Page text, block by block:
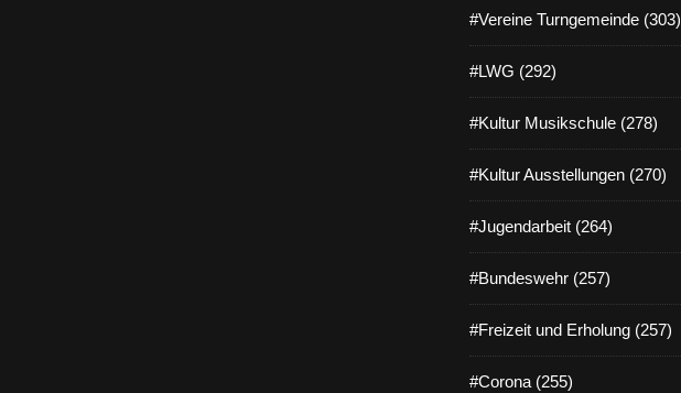
#Vereine Turngemeinde (303)
#LWG (292)
#Kultur Musikschule (278)
#Kultur Ausstellungen (270)
#Jugendarbeit (264)
#Bundeswehr (257)
#Freizeit und Erholung (257)
#Corona (255)